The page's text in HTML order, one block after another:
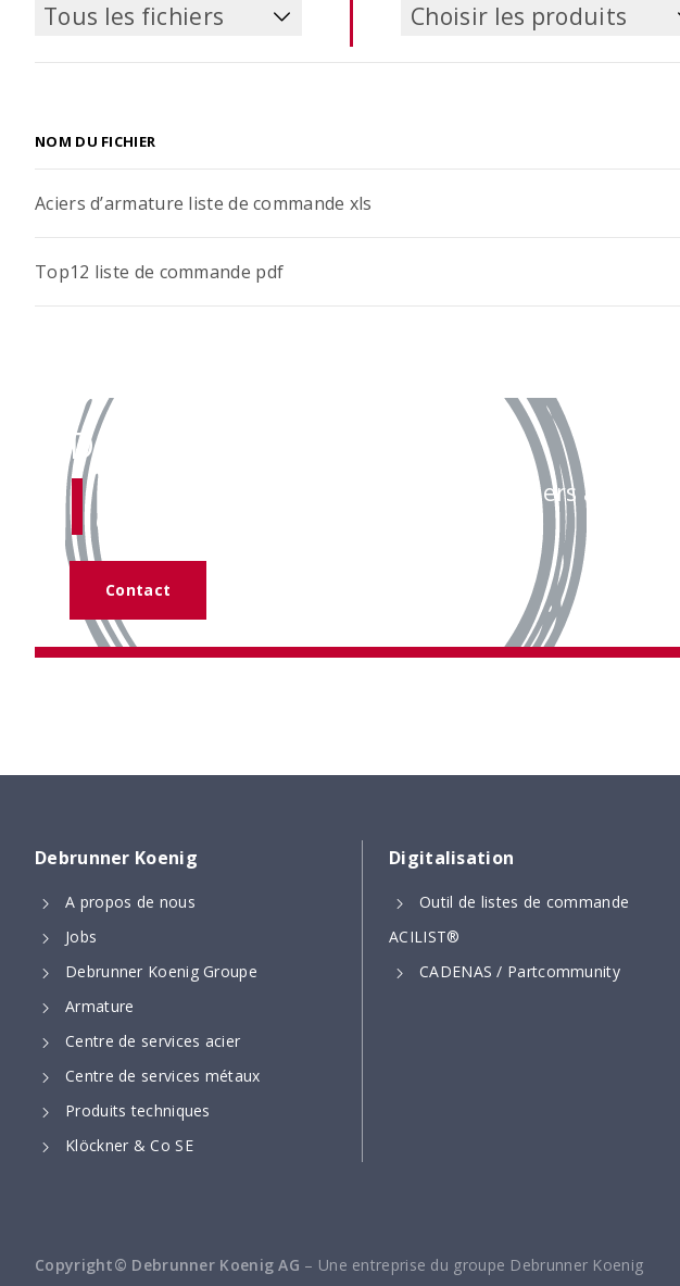
Tous les fichiers
Choisir les produits
NOM DU FICHIER
Aciers d’armature liste de commande xls
Top12 liste de commande pdf
Des questions ?
Notre
se tient volontiers à votre
disposition.
Contact
Debrunner Koenig
A propos de nous
Jobs
Debrunner Koenig Groupe
Armature
Centre de services acier
Centre de services métaux
Produits techniques
Klöckner & Co SE
Digitalisation
Outil de listes de commande
ACILIST®
CADENAS / Partcommunity
Copyright© Debrunner Koenig AG – Une entreprise du groupe Debrunner Koenig